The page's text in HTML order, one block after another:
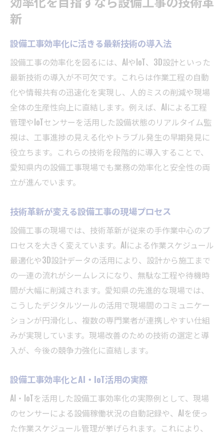
新
設備工事効率化に活きる最新技術の導入法
設備工事の効率化を図るには、AIやIoT、3D設計といった
最新技術の導入が不可欠です。これらは作業工程の自動
化や情報共有の迅速化を実現し、人的ミスの削減や現場
全体の生産性向上に直結します。例えば、AIによる工程
管理やIoTセンサーを活用した設備状態のリアルタイム監
視は、工事進捗の見える化やトラブル発生の早期発見に
役立ちます。これらの技術を段階的に導入することで、
愛知県内の設備工事現場でも業務の効率化と安全性の両
立が進んでいます。
技術革新が変える設備工事の現場プロセス
設備工事の現場では、技術革新が従来の手作業中心のプ
ロセスを大きく変えています。AIによる作業スケジュール
最適化や3D設計データの活用により、設計から施工まで
の一連の流れがシームレスになり、無駄な工程や待機時
間が大幅に削減されます。愛知県の先進的な現場では、
こうしたデジタルツールの活用で現場間のコミュニケー
ションが円滑化し、複数の専門業者が連携しやすい仕組
みが実現しています。現場改善のための技術の選定と導
入が、今後の競争力強化に直結します。
設備工事効率化とAI・IoT活用の実際
AI・IoTを活用した設備工事効率化の実際例として、現場
のセンサーによる設備稼働状況の自動記録や、AIを使っ
た作業スケジュール管理が挙げられます。これにより、